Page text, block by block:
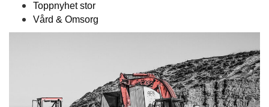
Toppnyhet stor
Vård & Omsorg